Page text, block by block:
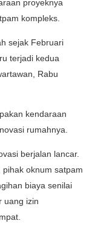
proyeknya
kompleks.
sejak Februari
terjadi kedua
Rabu
kendaraan
rumahnya.
berjalan lancar.
oknum satpam
biaya senilai
uang izin